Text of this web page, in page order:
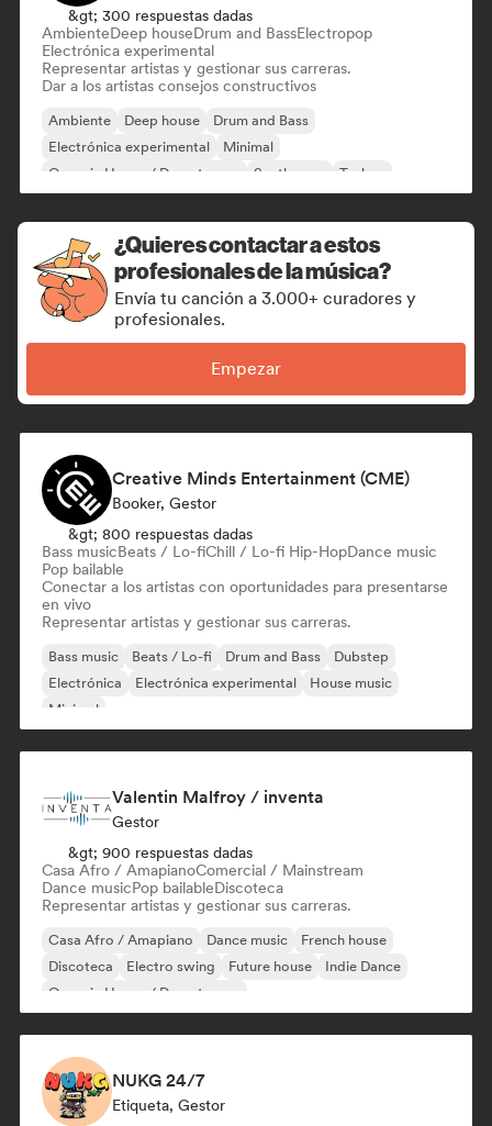
&gt; 300 respuestas dadas
AmbienteDeep houseDrum and BassElectropop
Electrónica experimental
Representar artistas y gestionar sus carreras.
Dar a los artistas consejos constructivos
Ambiente Deep house
Drum and Bass
Electrónica experimental
Minimal
Organic House / Downtempo
Synthwave Techno
¿Quieres contactar a estos
profesionales de la música?
Envía tu canción a 3.000+ curadores y
profesionales.
Empezar
Creative Minds Entertainment (CME)
Booker, Gestor
&gt; 800 respuestas dadas
Bass musicBeats / Lo-fiChill / Lo-fi Hip-HopDance music
Pop bailable
Conectar a los artistas con oportunidades para presentarse
en vivo
Representar artistas y gestionar sus carreras.
Bass music Beats / Lo-fi Drum and Bass
Dubstep
Electrónica
Electrónica experimental
House music
Minimal
Valentin Malfroy / inventa
Gestor
&gt; 900 respuestas dadas
Casa Afro / AmapianoComercial / Mainstream
Dance musicPop bailableDiscoteca
Representar artistas y gestionar sus carreras.
Casa Afro / Amapiano Dance music
French house
Discoteca
Electro swing Future house
Indie Dance
Organic House / Downtempo
NUKG 24/7
Etiqueta, Gestor